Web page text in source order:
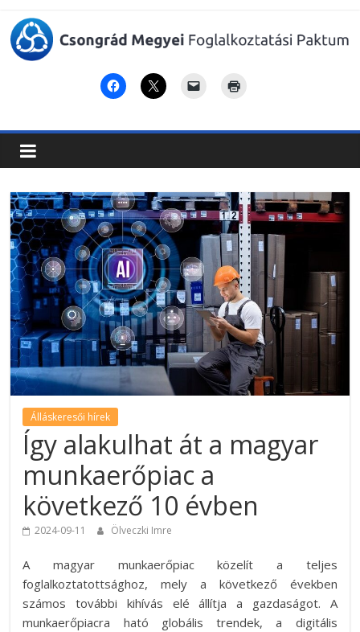
Csongrád
Megyei
Foglalkoztatási
Paktum
Álláskeresői hírek
Így alakulhat át a magyar
munkaerőpiac a
következő 10 évben
2024-09-11 Ölveczki Imre
A magyar munkaerőpiac közelít a teljes
foglalkoztatottsághoz, mely a következő években
számos további kihívás elé állítja a gazdaságot. A
munkaerőpiacra ható globális trendek, a digitális